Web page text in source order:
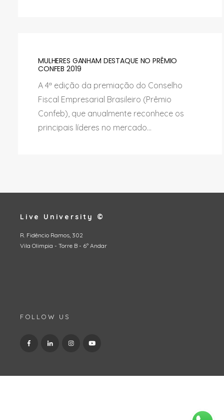
MULHERES GANHAM DESTAQUE NO PRÊMIO
CONFEB 2019
A 4ª edição da premiação do Conselho
Fiscal Empresarial Brasileiro (Prêmio
Confeb), que anualmente reconhece os
principais líderes no mercado...
Live University ©
R. Fidêncio Ramos, 302
Vila Olimpia - Torre B - 6º Andar
FOLLOW US